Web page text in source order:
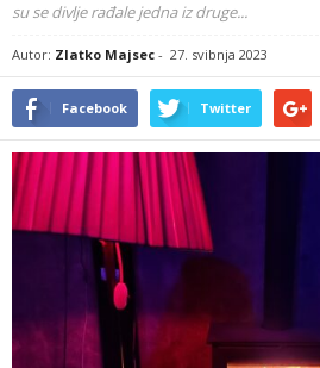
su se divlje rađale jedna iz druge...
Autor: Zlatko Majsec - 27. svibnja 2023
Facebook Twitter